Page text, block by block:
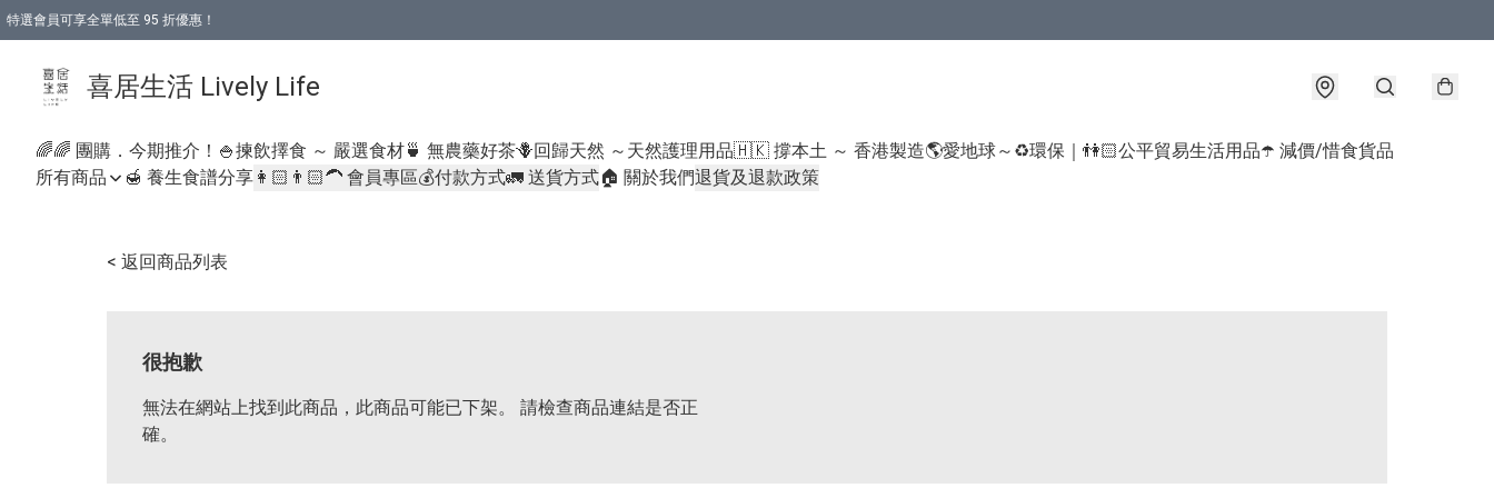
特選會員可享全單低至 95 折優惠！
喜居生活 Lively Life
🌈🌈 團購．今期推介！ 🍚揀飲擇食 ～ 嚴選食材🍵 無農藥好茶🪻回歸天然 ～天然護理用品🇭🇰 撐本土 ～ 香港製造🌎愛地球～♻️環保｜👫🏻公平貿易生活用品☂️ 減價/惜食貨品
所有商品
🍯 養生食譜分享 👩🏻👨🏻‍🦱 會員專區💰付款方式🚛 送貨方式🏠 關於我們退貨及退款政策
< 返回商品列表
很抱歉
無法在網站上找到此商品，此商品可能已下架。 請檢查商品連結是否正
確。